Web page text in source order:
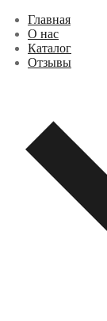
Перейти
содержимому
Меню
Закрыть
Главная
О нас
Каталог
Отзывы